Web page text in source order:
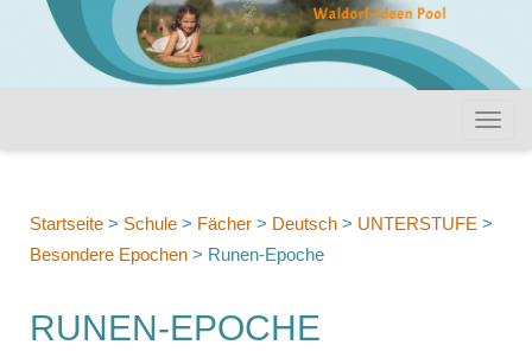
Startseite > Schule > Fächer > Deutsch > UNTERSTUFE >
Besondere Epochen > Runen-Epoche
RUNEN-EPOCHE